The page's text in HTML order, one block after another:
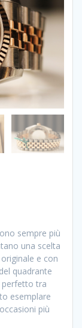
sempre più
una scelta
e con
quadrante
perfetto tra
esemplare
più